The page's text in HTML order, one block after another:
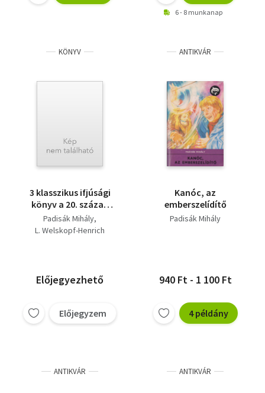
6 - 8 munkanap
KÖNYV
3 klasszikus ifjúsági
könyv a 20. század
derekáról: A csúcs
mindig fölöttünk van,
Padisák Mihály
L. Welskopf-Henrich
Előjegyezhető
Előjegyzem
ANTIKVÁR
Kanóc, az
emberszelídítő
Padisák Mihály
940 Ft - 1 100 Ft
4 példány
ANTIKVÁR ANTIKVÁR